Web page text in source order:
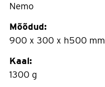
Nemo
Mõõdud:
900 x 300 x h500 mm
Kaal:
1300 g